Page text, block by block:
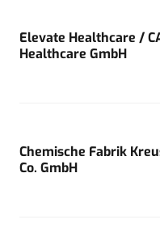
Elevate Healthcare /
Healthcare GmbH
Chemische Fabrik
Co. GmbH